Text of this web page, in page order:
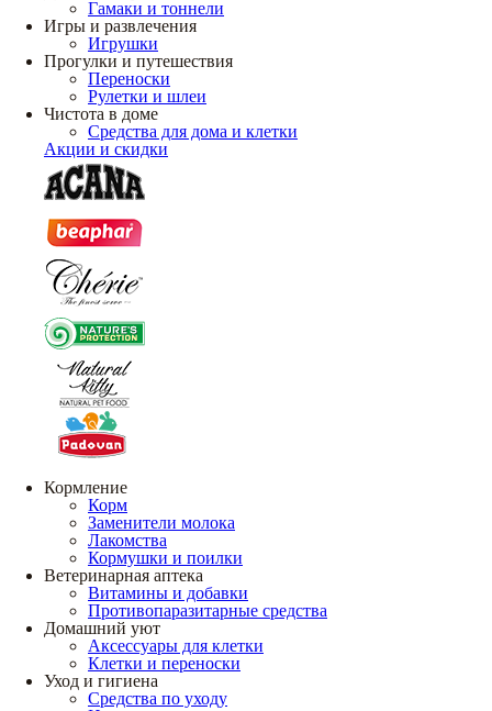
Гамаки и тоннели
Игры и развлечения
Игрушки
Прогулки и путешествия
Переноски
Рулетки и шлеи
Чистота в доме
Средства для дома и клетки
Акции и скидки
Кормление
Корм
Заменители молока
Лакомства
Кормушки и поилки
Ветеринарная аптека
Витамины и добавки
Противопаразитарные средства
Домашний уют
Аксессуары для клетки
Клетки и переноски
Уход и гигиена
Средства по уходу